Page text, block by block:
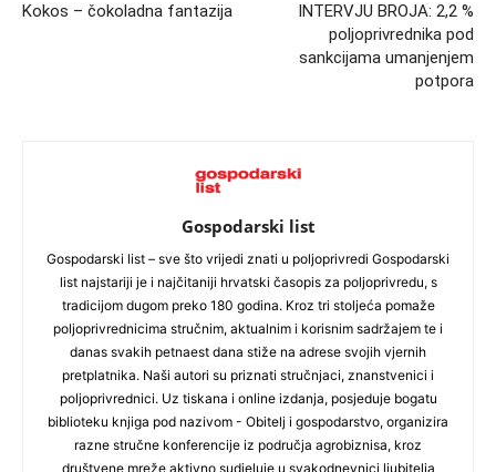
Kokos – čokoladna fantazija
INTERVJU BROJA: 2,2 %
poljoprivrednika pod
sankcijama umanjenjem
potpora
Gospodarski list
Gospodarski list – sve što vrijedi znati u poljoprivredi Gospodarski
list najstariji je i najčitaniji hrvatski časopis za poljoprivredu, s
tradicijom dugom preko 180 godina. Kroz tri stoljeća pomaže
poljoprivrednicima stručnim, aktualnim i korisnim sadržajem te i
danas svakih petnaest dana stiže na adrese svojih vjernih
pretplatnika. Naši autori su priznati stručnjaci, znanstvenici i
poljoprivrednici. Uz tiskana i online izdanja, posjeduje bogatu
biblioteku knjiga pod nazivom - Obitelj i gospodarstvo, organizira
razne stručne konferencije iz područja agrobiznisa, kroz
društvene mreže aktivno sudjeluje u svakodnevnici ljubitelja